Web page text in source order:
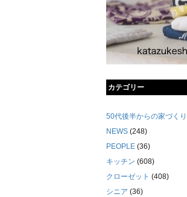
カテゴリー
50代後半からの家づくり
NEWS (248)
PEOPLE (36)
キッチン (608)
クローゼット (408)
シニア (36)